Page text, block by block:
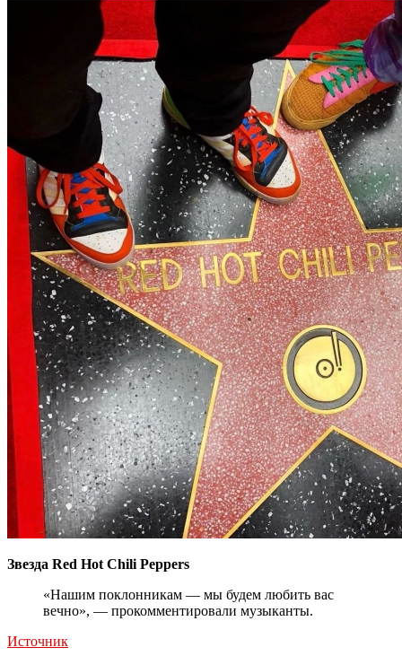
Звезда Red Hot Chili Peppers
«Нашим поклонникам — мы будем любить вас
вечно», — прокомментировали музыканты.
Источник